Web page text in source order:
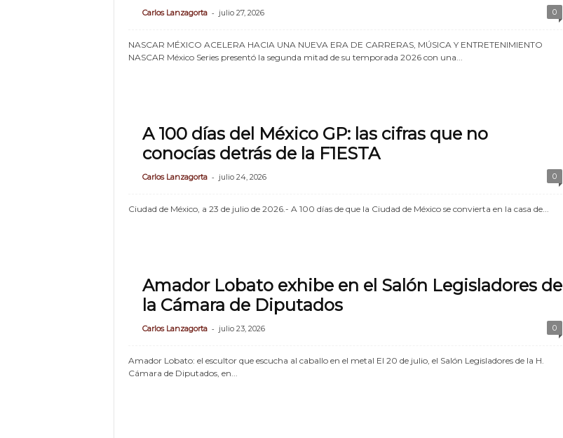
Carlos Lanzagorta - julio 27, 2026 0
NASCAR MÉXICO ACELERA HACIA UNA NUEVA ERA DE CARRERAS, MÚSICA Y ENTRETENIMIENTO
NASCAR México Series presentó la segunda mitad de su temporada 2026 con una...
A 100 días del México GP: las cifras que no
conocías detrás de la F1ESTA
Carlos Lanzagorta - julio 24, 2026 0
Ciudad de México, a 23 de julio de 2026.- A 100 días de que la Ciudad de México se convierta en la casa de...
Amador Lobato exhibe en el Salón Legisladores de
la Cámara de Diputados
Carlos Lanzagorta - julio 23, 2026 0
Amador Lobato: el escultor que escucha al caballo en el metal El 20 de julio, el Salón Legisladores de la H.
Cámara de Diputados, en...